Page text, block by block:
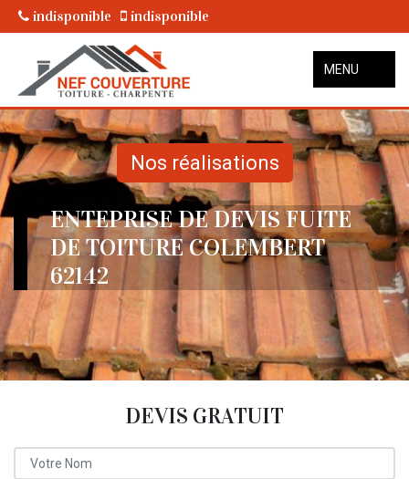
indisponible indisponible
MENU
Nos réalisations
ENTEPRISE DE DEVIS FUITE
DE TOITURE COLEMBERT
62142
DEVIS GRATUIT